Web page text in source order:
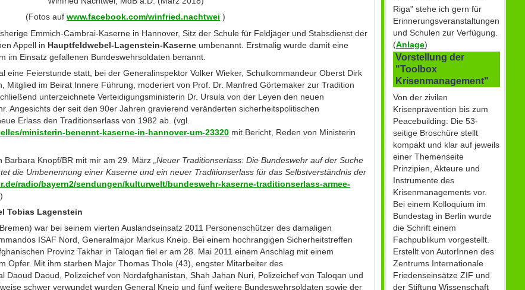
(Fotos auf www.facebook.com/winfried.nachtwei )
Emmich-Cambrai-Kaserne in Hannover, Sitz der Schule für Feldjäger und Stabsdienst der
Appell in Hauptfeldwebel-Lagenstein-Kaserne umbenannt. Erstmalig wurde damit eine
im Einsatz gefallenen Bundeswehrsoldaten benannt.
eine Feierstunde statt, bei der Generalinspektor Volker Wieker, Schulkommandeur Oberst Dirk
Mitglied im Beirat Innere Führung, moderiert von Prof. Dr. Manfred Görtemaker zur Tradition
unterzeichnete Verteidigungsministerin Dr. Ursula von der Leyen den neuen
Angesichts der seit den 90er Jahren gravierend veränderten sicherheitspolitischen
Erlass den Traditionserlass von 1982 ab. (vgl.
ministerin-benennt-kaserne-in-hannover-um-23320 mit Bericht, Reden von Ministerin
Barbara Knopf/BR mit mir am 29. März „Neuer Traditionserlass: Die Bundeswehr auf der Suche
die Umbenennung einer Kaserne und ein neuer Traditionserlass für das Selbstverständnis der
radio/bayern2/sendungen/kulturwelt/bundeswehr-kaserne-traditionserlass-armee-
Tobias Lagenstein
war bei seinem vierten Auslandseinsatz 2011 Personenschützer des damaligen
ISAF Nord, Generalmajor Markus Kneip. Bei einem hochrangigen Sicherheitstreffen
Provinz Takhar in Taloqan fiel er am 28. Mai 2011 einem Anschlag mit einem
Opfer. Mit ihm starben Major Thomas Thole (43), engster Mitarbeiter des
Daoud Daoud, Polizeichef von Nordafghanistan, Shah Jahan Nuri, Polizeichef von Taloqan und
schwer verwundet wurden General Kneip und fünf weitere Bundeswehrsoldaten sowie der
Riga" stehe ich gern für
Erinnerungsveranstaltungen
und Schulen zur Verfügung.
(Anlage)
Vorstellung der
"Toolbox
Krisenmanagement"
Von der zivilen
Krisenprävention bis zum
Peacebuilding: Die 53-
seitige Broschüre stellt
kompakt und klar auf jeweils
einer Themenseite
Prinzipien, Akteure und
Instrumente des
Krisenmanagements vor.
Bei einem Kolloquium im
Bundestag in Berlin wurde
die Schrift einem
Fachpublikum vorgestellt.
Erstellt von AutorInnen des
Zentrums Internationale
Friedenseinsätze ZIF und
der Stiftung Wissenschaft